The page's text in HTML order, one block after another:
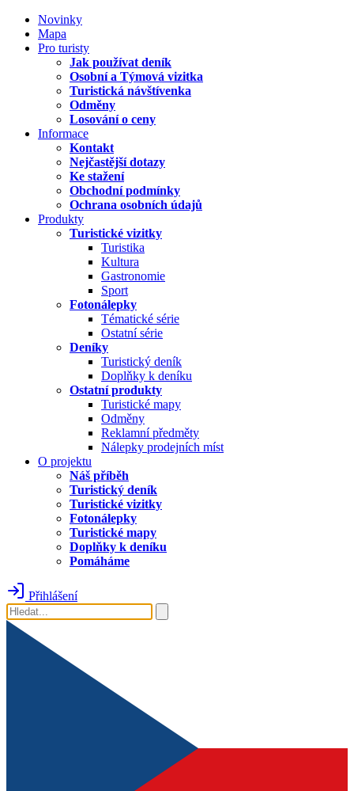
Novinky
Mapa
Pro turisty
Jak používat deník
Osobní a Týmová vizitka
Turistická návštívenka
Odměny
Losování o ceny
Informace
Kontakt
Nejčastější dotazy
Ke stažení
Obchodní podmínky
Ochrana osobních údajů
Produkty
Turistické vizitky
Turistika
Kultura
Gastronomie
Sport
Fotonálepky
Tématické série
Ostatní série
Deníky
Turistický deník
Doplňky k deníku
Ostatní produkty
Turistické mapy
Odměny
Reklamní předměty
Nálepky prodejních míst
O projektu
Náš příběh
Turistický deník
Turistické vizitky
Fotonálepky
Turistické mapy
Doplňky k deníku
Pomáháme
Přihlášení